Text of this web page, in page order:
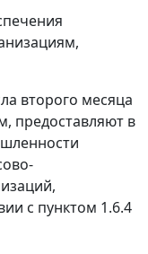
второго месяца
предоставляют в
с пунктом 1.6.4